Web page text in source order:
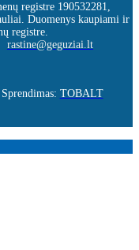
registre 190532281,
Duomenys kaupiami ir
registre.
rastine@geguziai.lt
TOBALT